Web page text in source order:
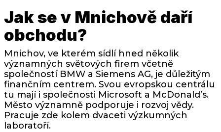
Jak se v Mnichově daří
obchodu?
Mnichov, ve kterém sídlí hned několik
významných světových firem včetně
společností BMW a Siemens AG, je důležitým
finančním centrem. Svou evropskou centrálu
tu mají i společnosti Microsoft a McDonald’s.
Město významně podporuje i rozvoj vědy.
Pracuje zde kolem dvaceti výzkumných
laboratoří.